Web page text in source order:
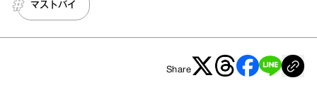
マストバイ
Share